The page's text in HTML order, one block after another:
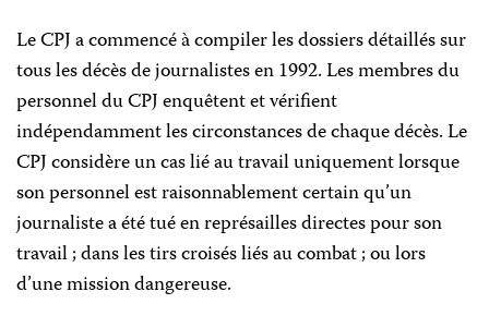
Le CPJ a commencé à compiler les dossiers détaillés sur
tous les décès de journalistes en 1992. Les membres du
personnel du CPJ enquêtent et vérifient
indépendamment les circonstances de chaque décès. Le
CPJ considère un cas lié au travail uniquement lorsque
son personnel est raisonnablement certain qu’un
journaliste a été tué en représailles directes pour son
travail ; dans les tirs croisés liés au combat ; ou lors
d’une mission dangereuse.